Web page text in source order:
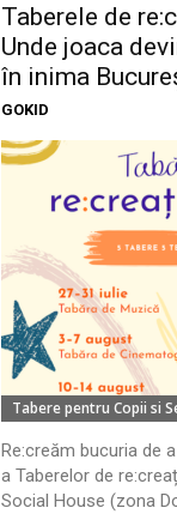
Taberele de
Unde joaca
în inima
GOKID
Tabere pentru Copii si
Re:creăm bucuria de
a Taberelor de
Social House (zona